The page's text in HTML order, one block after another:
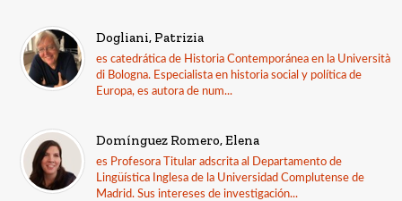
Dogliani, Patrizia
es catedrática de Historia Contemporánea en la Università
di Bologna. Especialista en historia social y política de
Europa, es autora de num...
Domínguez Romero, Elena
es Profesora Titular adscrita al Departamento de
Lingüística Inglesa de la Universidad Complutense de
Madrid. Sus intereses de investigación...